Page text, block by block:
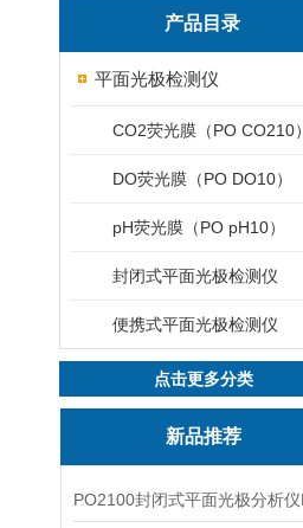
产品目录
平面光极检测仪
CO2荧光膜（PO CO210）
DO荧光膜（PO DO10）
pH荧光膜（PO pH10）
封闭式平面光极检测仪
便携式平面光极检测仪
点击更多分类
新品推荐